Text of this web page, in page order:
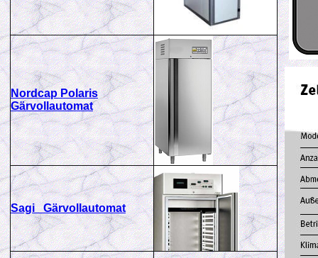
Nordcap Polaris
Gärvollautomat
Sagi Gärvollautomat